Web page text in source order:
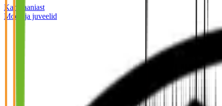
Kampaaniast
Mood ja juveelid